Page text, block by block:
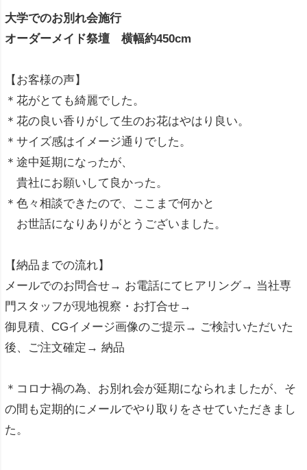
大学でのお別れ会施行
オーダーメイド祭壇 横幅約450cm
【お客様の声】
＊花がとても綺麗でした。
＊花の良い香りがして生のお花はやはり良い。
＊サイズ感はイメージ通りでした。
＊途中延期になったが、
貴社にお願いして良かった。
＊色々相談できたので、ここまで何かと
お世話になりありがとうございました。
【納品までの流れ】
メールでのお問合せ→ お電話にてヒアリング→ 当社専
門スタッフが現地視察・お打合せ→
御見積、CGイメージ画像のご提示→ ご検討いただいた
後、ご注文確定→ 納品
＊コロナ禍の為、お別れ会が延期になられましたが、そ
の間も定期的にメールでやり取りをさせていただきまし
た。